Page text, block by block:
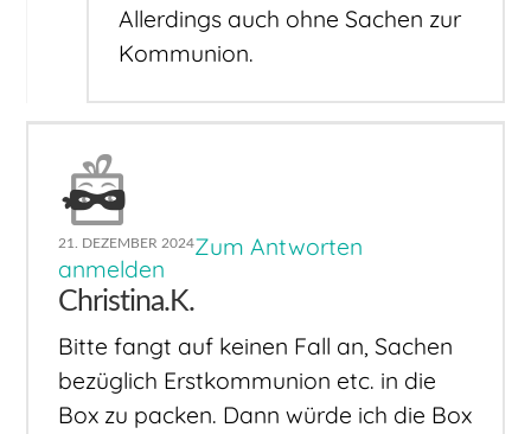
Allerdings auch ohne Sachen zur
Kommunion.
21. DEZEMBER 2024Zum Antworten
anmelden
Christina.K.
Bitte fangt auf keinen Fall an, Sachen
bezüglich Erstkommunion etc. in die
Box zu packen. Dann würde ich die Box